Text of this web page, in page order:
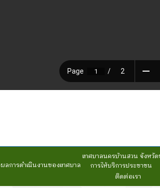
เทศบาลนครบ้านสวน จังหวั
ผลการดำเนินงานของเทศบาล การให้บริการประชาชน
ติดต่อเรา